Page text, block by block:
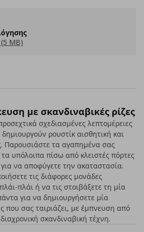
MB)
με σκανδιναβικές ρίζες
σχεδιασμένες λεπτομέρειες
ρουστίκ αισθητική και
Παρουσιάστε τα αγαπημένα σας
υπόλοιπα πίσω από κλειστές πόρτες
να αποφύγετε την ακαταστασία.
τις διάφορες μονάδες
πλάι ή να τις στοιβάξετε τη μία
για να δημιουργήσετε μία
που σας ταιριάζει, με έμπνευση από
σκανδιναβική τέχνη.